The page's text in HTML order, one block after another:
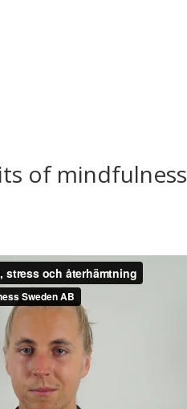
of mindfulness